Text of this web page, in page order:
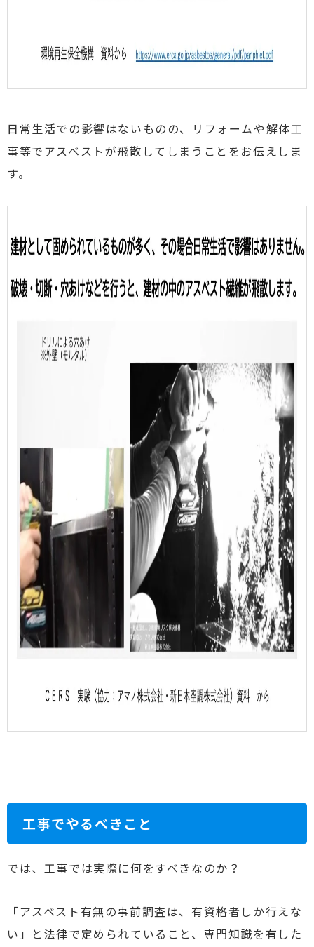
日常生活での影響はないものの、リフォームや解体工
事等でアスベストが飛散してしまうことをお伝えしま
す。
工事でやるべきこと
では、工事では実際に何をすべきなのか？
「アスベスト有無の事前調査は、有資格者しか行えな
い」と法律で定められていること、専門知識を有した